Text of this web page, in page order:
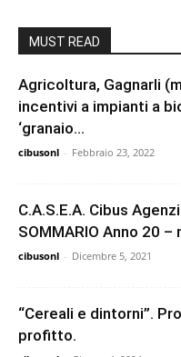
MUST READ
Agricoltura, Gagnarli
incentivi a impianti a
‘granaio...
cibusonl - Febbraio 23, 2022
C.A.S.E.A. Cibus
SOMMARIO Anno 20
cibusonl - Dicembre 5, 2021
“Cereali e dintorni”.
profitto.